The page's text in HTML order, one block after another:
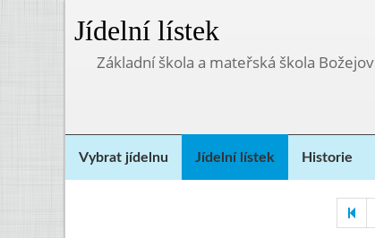
Jídelní lístek
Základní škola a mateřská škola Božejov
Vybrat jídelnu Jídelní lístek Historie